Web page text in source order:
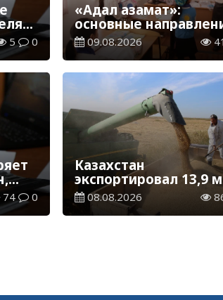
5 0
«Адал азамат»:
основные
воспитательной
в новом учебном году
09.08.2026
74 0
Казахстан
экспортировал 13,9
тонн зерна и муки в
зерновом
08.08.2026